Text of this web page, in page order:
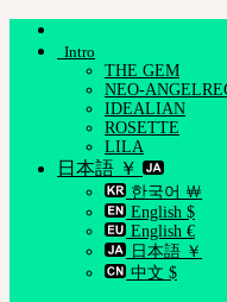
Skip
Intro
THE GEM
NEO-
IDEALIAN
ROSETTE
LILA
日本語 ￥
한국어 ￦
English $
English €
日本語 ￥
中文 $